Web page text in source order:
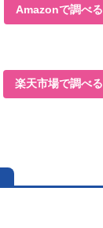
Amazonで調べる
楽天市場で調べる